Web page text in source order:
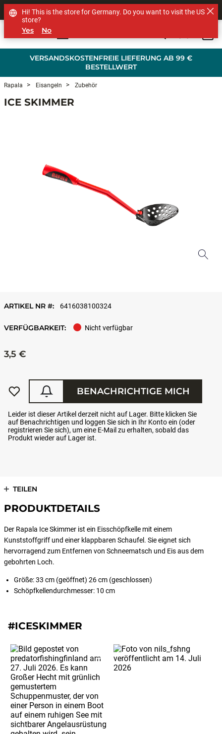
VERSANDSKOSTENFREIE LIEFERUNG AB 99 €
BESTELLWERT
SHOP OTHER BRANDS
Rapala Eisangeln Zubehör
ICE SKIMMER
ARTIKEL NR #: 6416038100324
VERFÜGBARKEIT: Nicht verfügbar
3,5 €
Leider ist dieser Artikel derzeit nicht auf Lager. Bitte klicken Sie
auf Benachrichtigen und loggen Sie sich in Ihr Konto ein (oder
registrieren Sie sich), um eine E-Mail zu erhalten, sobald das
Produkt wieder auf Lager ist.
BENACHRICHTIGE MICH
TEILEN
PRODUKTDETAILS
Der Rapala Ice Skimmer ist ein Eisschöpfkelle mit einem
Kunststoffgriff und einer klappbaren Schaufel. Sie eignet sich
hervorragend zum Entfernen von Schneematsch und Eis aus dem
gebohrten Loch.
Größe: 33 cm (geöffnet) 26 cm (geschlossen)
Schöpfkellendurchmesser: 10 cm
#ICESKIMMER
Hi! This is the store for Germany. Do you want to visit the US
store?
Yes No